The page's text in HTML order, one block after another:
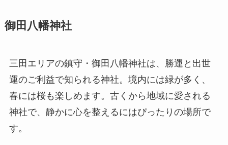
御田八幡神社
三田エリアの鎮守・御田八幡神社は、勝運と出世
運のご利益で知られる神社。境内には緑が多く、
春には桜も楽しめます。古くから地域に愛される
神社で、静かに心を整えるにはぴったりの場所で
す。